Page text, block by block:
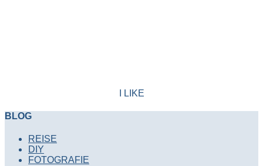
I LIKE
BLOG
REISE
DIY
FOTOGRAFIE